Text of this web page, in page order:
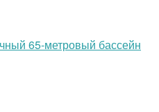
65-метровый бассейн